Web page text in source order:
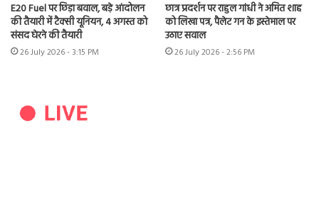
E20 Fuel पर छिड़ा बवाल, बड़े आंदोलन
की तैयारी में टैक्सी यूनियन, 4 अगस्त को
संसद घेरने की तैयारी
26 July 2026 - 3:15 PM
छात्र प्रदर्शन पर राहुल गांधी ने अमित शाह
को लिखा पत्र, पैलेट गन के इस्तेमाल पर
उठाए सवाल
26 July 2026 - 2:56 PM